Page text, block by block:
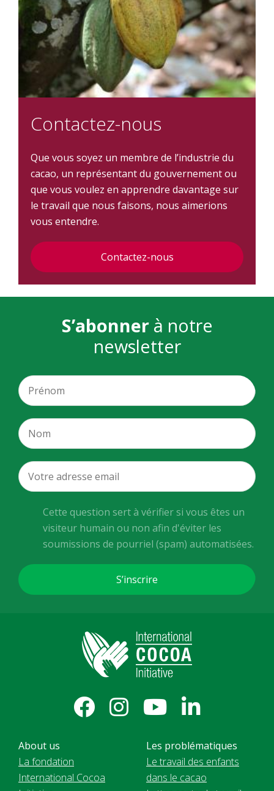
Contactez-nous
Que vous soyez un membre de l’industrie du
cacao, un représentant du gouvernement ou
que vous voulez en apprendre davantage sur
le travail que nous faisons, nous aimerions
vous entendre.
Contactez-nous
S’abonner à notre
newsletter
Cette question sert à vérifier si vous êtes un
visiteur humain ou non afin d'éviter les
soumissions de pourriel (spam) automatisées.
About us
La fondation
International Cocoa
Les problématiques
Le travail des enfants
dans le cacao